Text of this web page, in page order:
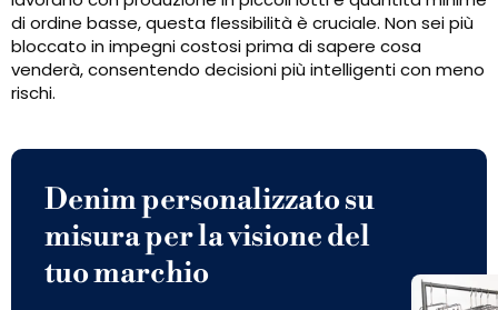
di ordine basse, questa flessibilità è cruciale. Non sei più
bloccato in impegni costosi prima di sapere cosa
venderà, consentendo decisioni più intelligenti con meno
rischi.
Denim personalizzato su
misura per la visione del
tuo marchio